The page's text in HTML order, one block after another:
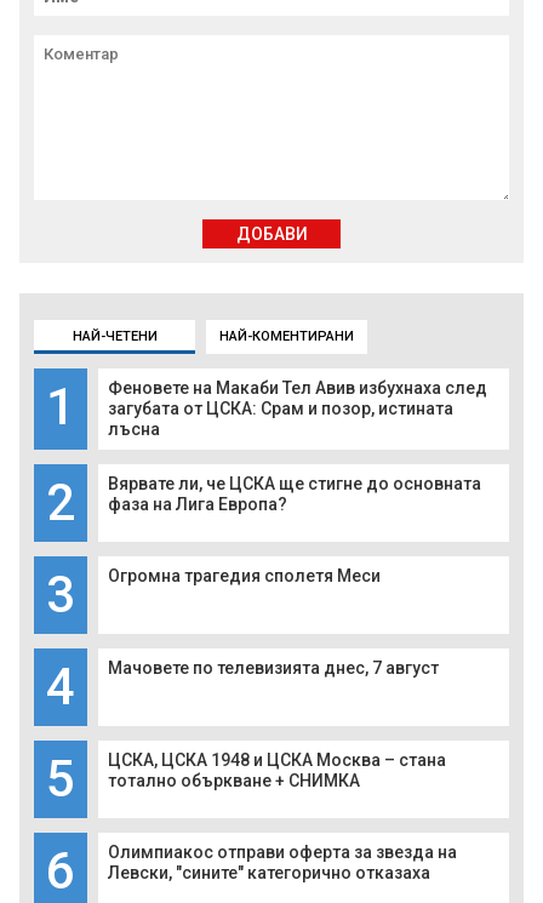
НАЙ-ЧЕТЕНИ НАЙ-КОМЕНТИРАНИ
1
Феновете на Макаби Тел Авив избухнаха след
загубата от ЦСКА: Срам и позор, истината
лъсна
2
Вярвате ли, че ЦСКА ще стигне до основната
фаза на Лига Европа?
3 Огромна трагедия сполетя Меси
4 Мачовете по телевизията днес, 7 август
5
ЦСКА, ЦСКА 1948 и ЦСКА Москва – стана
тотално объркване + СНИМКА
6
Олимпиакос отправи оферта за звезда на
Левски, "сините" категорично отказаха
ДОБАВИ